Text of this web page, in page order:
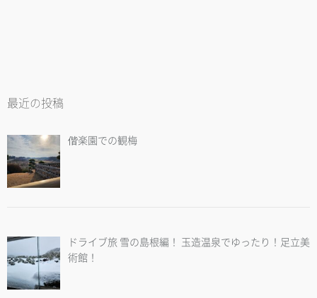
最近の投稿
偕楽園での観梅
ドライブ旅 雪の島根編！ 玉造温泉でゆったり！足立美
術館！